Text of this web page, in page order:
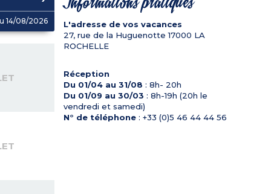
14/08/2026
L'adresse de vos vacances
27, rue de la Huguenotte17000 LA
ROCHELLE
Réception
Du 01/04 au 31/08 : 8h- 20h
Du 01/09 au 30/03 : 8h-19h (20h le
vendredi et samedi)
N° de téléphone: +33 (0)5 46 44 44 56